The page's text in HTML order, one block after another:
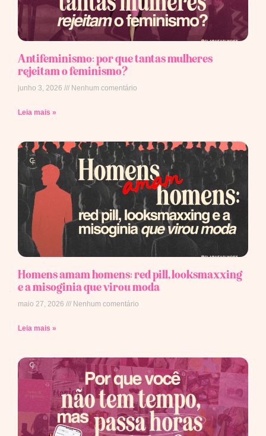
Antifeminismo: por que tantas mulheres
rejeitam o feminismo?
junho 3, 2026 Nenhum comentário
Leia mais »
Homens amam homens: red pill, looksmaxxing
e a misoginia que virou moda
maio 27, 2026 Nenhum comentário
Leia mais »